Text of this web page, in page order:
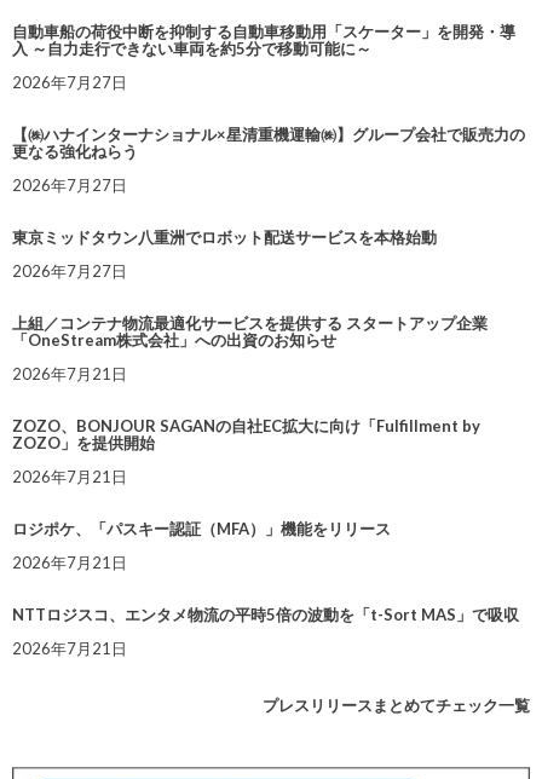
自動車船の荷役中断を抑制する自動車移動用「スケーター」を開発・導
入 ～自力走行できない車両を約5分で移動可能に～
2026年7月27日
【㈱ハナインターナショナル×星清重機運輸㈱】グループ会社で販売力の
更なる強化ねらう
2026年7月27日
東京ミッドタウン八重洲でロボット配送サービスを本格始動
2026年7月27日
上組／コンテナ物流最適化サービスを提供する スタートアップ企業
「OneStream株式会社」への出資のお知らせ
2026年7月21日
ZOZO、BONJOUR SAGANの自社EC拡大に向け「Fulfillment by
ZOZO」を提供開始
2026年7月21日
ロジポケ、「パスキー認証（MFA）」機能をリリース
2026年7月21日
NTTロジスコ、エンタメ物流の平時5倍の波動を「t-Sort MAS」で吸収
2026年7月21日
プレスリリースまとめてチェック一覧